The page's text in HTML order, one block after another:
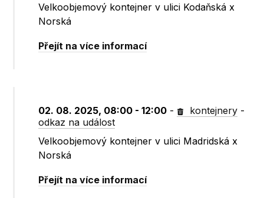
Velkoobjemový kontejner v ulici Kodaňská x
Norská
Přejít na více informací
02. 08. 2025, 08:00 - 12:00 - kontejnery -
odkaz na událost
Velkoobjemový kontejner v ulici Madridská x
Norská
Přejít na více informací